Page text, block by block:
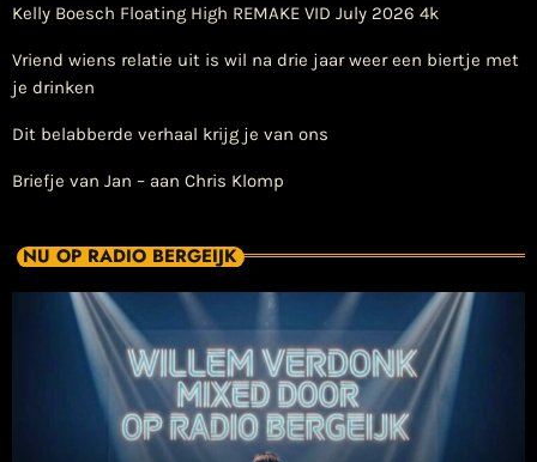
Kelly Boesch Floating High REMAKE VID July 2026 4k
Vriend wiens relatie uit is wil na drie jaar weer een biertje met
je drinken
Dit belabberde verhaal krijg je van ons
Briefje van Jan – aan Chris Klomp
NU OP RADIO BERGEIJK